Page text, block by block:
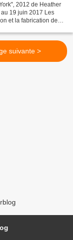
2012 de Heather
19 juin 2017 Les
et la fabrication des
suivante >